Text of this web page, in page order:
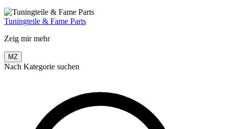
Tuningteile & Fame Parts
Zeig mir mehr
MZ
Nach Kategorie suchen